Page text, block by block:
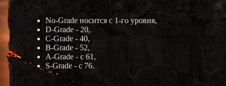
No-Grade носится с 1-го уровня,
D-Grade - 20,
C-Grade - 40,
B-Grade - 52,
A-Grade - c 61,
S-Grade - c 76.